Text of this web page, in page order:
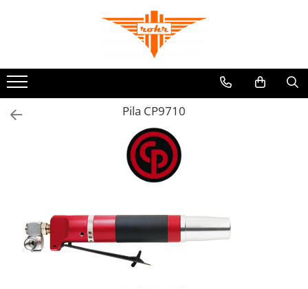
Pneumatice
Accesorii retele pneumatice
Adaptori
Accesorii scule pneumatice
Echilibroare de greutate
Lame pentru clesti pneumatici
Pila CP9710